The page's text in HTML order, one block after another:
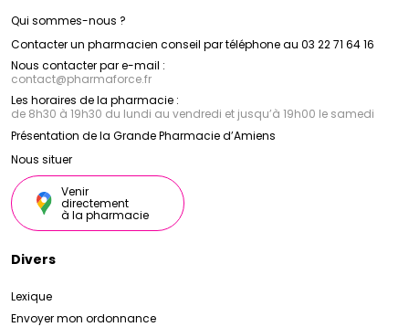
Qui sommes-nous ?
Contacter un pharmacien conseil par téléphone au 03 22 71 64 16
Nous contacter par e-mail :
contact@pharmaforce.fr
Les horaires de la pharmacie :
de 8h30 à 19h30 du lundi au vendredi et jusqu’à 19h00 le samedi
Présentation de la Grande Pharmacie d’Amiens
Nous situer
Venir
directement
à la pharmacie
Divers
Lexique
Envoyer mon ordonnance